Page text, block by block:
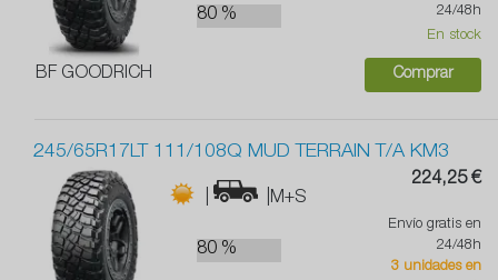
BF GOODRICH
80 %
24/48h
En stock
Comprar
245/65R17LT 111/108Q MUD TERRAIN T/A KM3
| |M+S
80 %
224,25 €
Envío gratis en
24/48h
3 unidades en